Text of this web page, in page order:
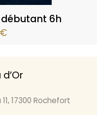
débutant 6h
€
17300 Rochefort